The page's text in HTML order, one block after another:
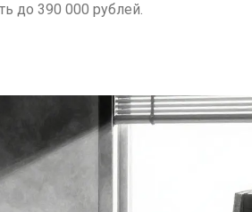
до 390 000 рублей.